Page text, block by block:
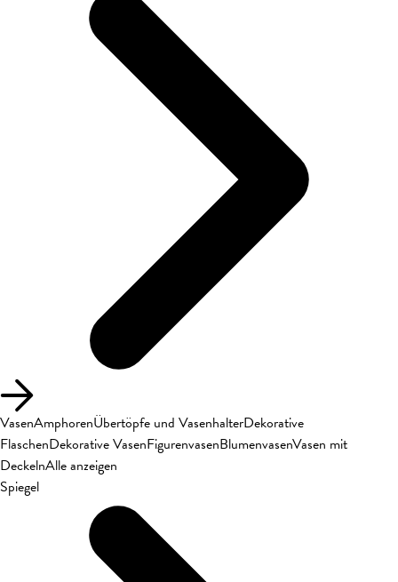
VasenAmphorenÜbertöpfe und VasenhalterDekorative
FlaschenDekorative VasenFigurenvasenBlumenvasenVasen mit
DeckelnAlle anzeigen
Spiegel